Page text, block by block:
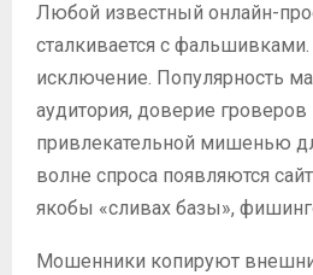
Любой известный онлайн-
сталкивается с
исключение. Популярность
аудитория, доверие гроверов
привлекательной мишенью
волне спроса появляются
якобы «сливах базы»,
Мошенники копируют